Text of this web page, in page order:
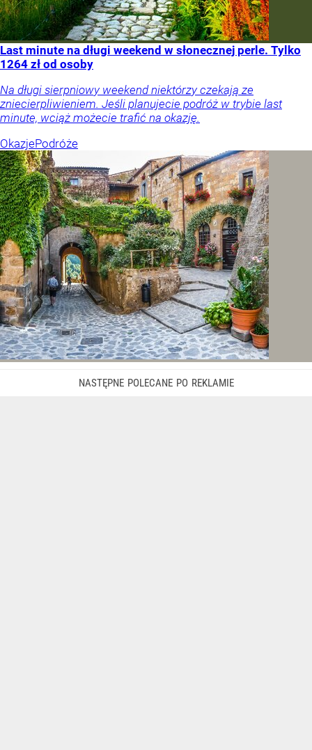
Last minute na długi weekend w słonecznej perle. Tylko
1264 zł od osoby
Na długi sierpniowy weekend niektórzy czekają ze
zniecierpliwieniem. Jeśli planujecie podróż w trybie last
minute, wciąż możecie trafić na okazję.
OkazjePodróże